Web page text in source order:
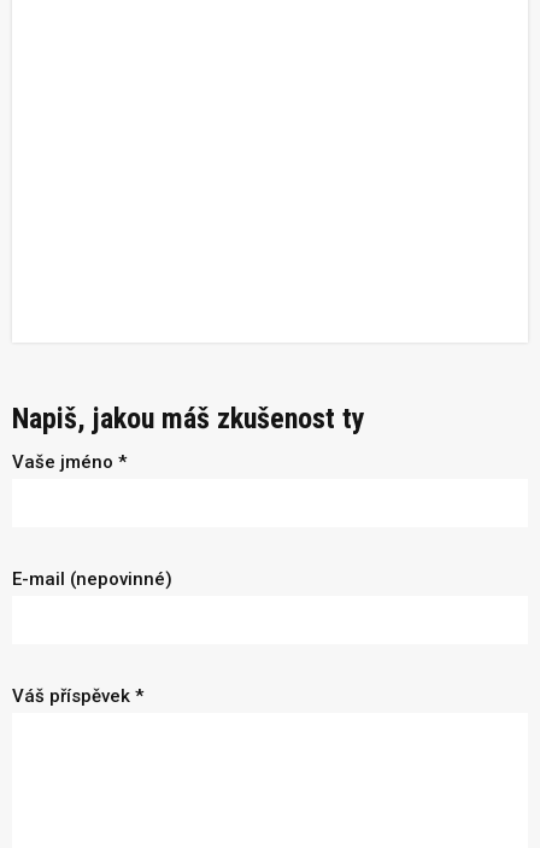
Napiš, jakou máš zkušenost ty
Vaše jméno *
E-mail (nepovinné)
Váš příspěvek *